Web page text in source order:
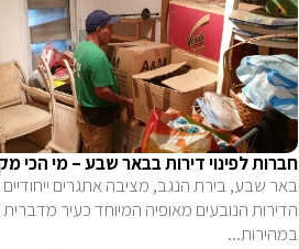
חברות לפינוי דירות בבאר שבע – מי הכי
באר שבע, בירת הנגב, מציבה אתגרים ייחודיים
הדירות הנובעים מאופיה המיוחד כעיר
במהירות...